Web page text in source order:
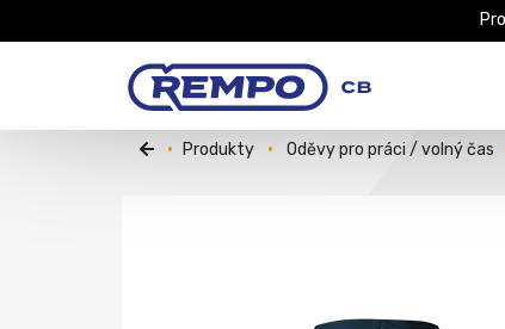
Produkty Oděvy pro práci / volný čas